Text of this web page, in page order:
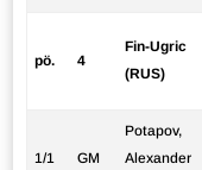
pö. 4
Fin-Ugric
(RUS)
1/1 GM
Potapov,
Alexander